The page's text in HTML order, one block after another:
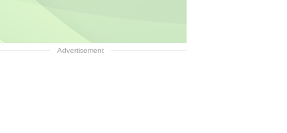
Advertisement